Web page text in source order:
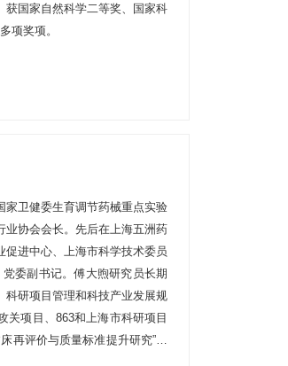
获国家自然科学二等奖、国家科
项奖项。
家卫健委生育调节药械重点实验
协会会长。先后在上海五洲药
进中心、上海市科学技术委员
委副书记。傅大煦研究员长期
科研项目管理和科技产业发展规
关项目、863和上海市科研项目
再评价与质量标准提升研究”获